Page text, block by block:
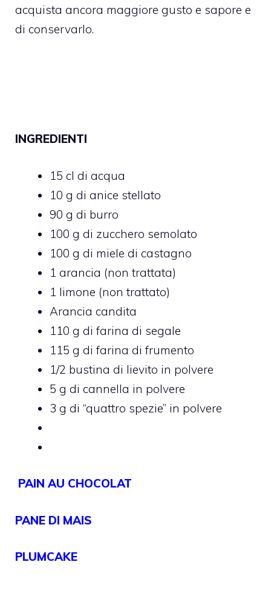
acquista ancora maggiore gusto e sapore e
di conservarlo.
INGREDIENTI
15 cl di acqua
10 g di anice stellato
90 g di burro
100 g di zucchero semolato
100 g di miele di castagno
1 arancia (non trattata)
1 limone (non trattato)
Arancia candita
110 g di farina di segale
115 g di farina di frumento
1/2 bustina di lievito in polvere
5 g di cannella in polvere
3 g di “quattro spezie” in polvere
PAIN AU CHOCOLAT
PANE DI MAIS
PLUMCAKE